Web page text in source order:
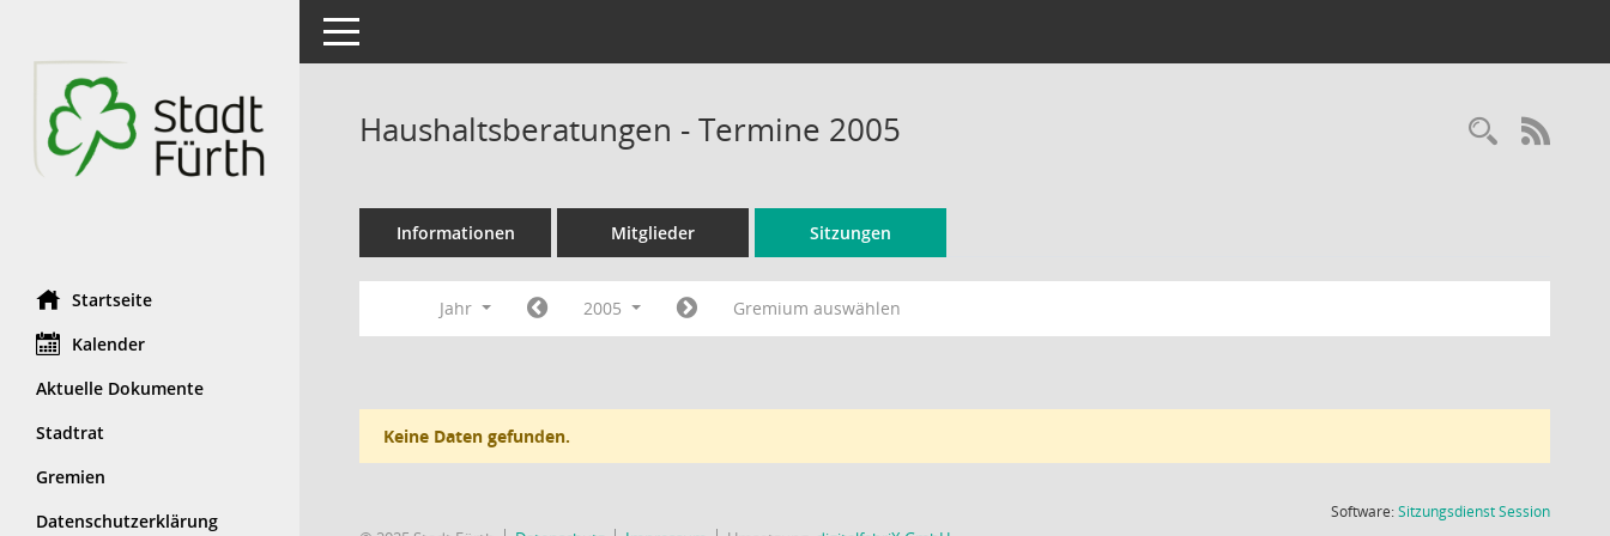
Startseite
Kalender
Aktuelle Dokumente
Stadtrat
Gremien
Datenschutzerklärung
Toggle navigation
Haushaltsberatungen - Termine 2005
Informationen Mitglieder Sitzungen
Jahr 2005 Gremium auswählen
Keine Daten gefunden.
Software:SitzungsdienstSession(Wird in